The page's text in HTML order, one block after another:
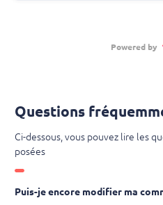
Powered by
Questions
Ci-dessous, vous pouvez lire les
posées
Puis-je encore modifier ma